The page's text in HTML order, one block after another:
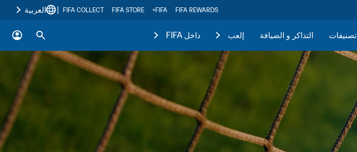
FIFA REWARDS
FIFA+
FIFA STORE
FIFA COLLECT العربية
تصنيفات التذاكر و الضيافة إلعب داخل FIFA